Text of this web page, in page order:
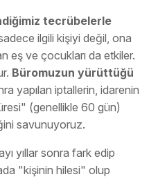
tecrübelerle
ilgili kişiyi değil, ona
eş ve çocukları da etkiler.
Büromuzun yürüttüğü
yapılan iptallerin, idarenin
(genellikle 60 gün)
savunuyoruz.
yıllar sonra fark edip
"kişinin hilesi" olup